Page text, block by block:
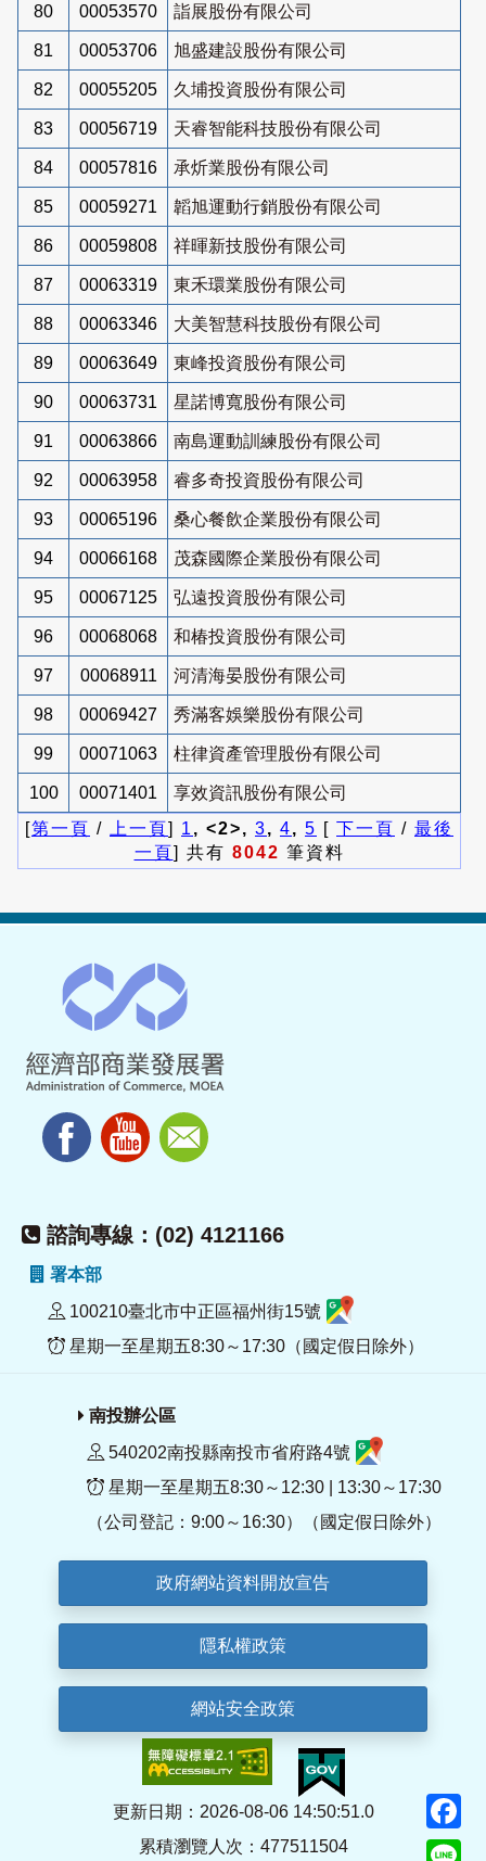
80 00053570 詣展股份有限公司
81 00053706 旭盛建設股份有限公司
82 00055205 久埔投資股份有限公司
83 00056719 天睿智能科技股份有限公司
84 00057816 承炘業股份有限公司
85 00059271 韜旭運動行銷股份有限公司
86 00059808 祥暉新技股份有限公司
87 00063319 東禾環業股份有限公司
88 00063346 大美智慧科技股份有限公司
89 00063649 東峰投資股份有限公司
90 00063731 星諾博寬股份有限公司
91 00063866 南島運動訓練股份有限公司
92 00063958 睿多奇投資股份有限公司
93 00065196 桑心餐飲企業股份有限公司
94 00066168 茂森國際企業股份有限公司
95 00067125 弘遠投資股份有限公司
96 00068068 和椿投資股份有限公司
97 00068911 河清海晏股份有限公司
98 00069427 秀滿客娛樂股份有限公司
99 00071063 柱律資產管理股份有限公司
100 00071401
享效資訊股份有限公司
[第一頁 / 上一頁] 1 , <2>, 3, 4, 5 [ 下一頁 / 最後
一頁] 共有 8042 筆資料
諮詢專線：(02) 4121166
署本部
100210臺北市中正區福州街15號
星期一至星期五8:30～17:30（國定假日除外）
南投辦公區
540202南投縣南投市省府路4號
星期一至星期五8:30～12:30 | 13:30～17:30
（公司登記：9:00～16:30）（國定假日除外）
政府網站資料開放宣告
隱私權政策
網站安全政策
更新日期：2026-08-06 14:50:51.0
累積瀏覽人次：477511504